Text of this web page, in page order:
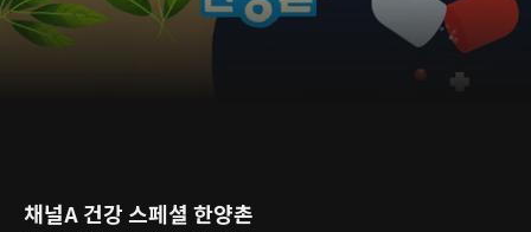
채널A 건강 스페셜 한양촌